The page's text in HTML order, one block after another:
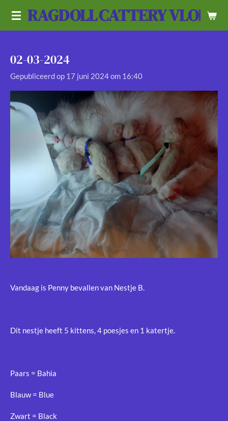
Ga
hoofdinhoud
RAGDOLLCATTERY
02-03-2024
Gepubliceerd op 17 juni 2024 om 16:40
Vandaag is Penny bevallen van Nestje B.
Dit nestje heeft 5 kittens, 4 poesjes en 1 katertje.
Paars = Bahia
Blauw = Blue
Zwart = Black